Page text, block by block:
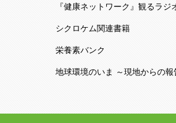
『健康ネットワーク』観るラジ
シクロケム関連書籍
栄養素バンク
地球環境のいま ～現地からの報